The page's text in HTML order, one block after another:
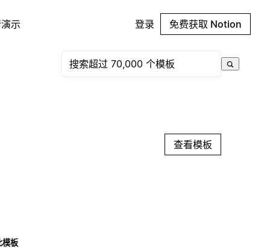
示 登录 免费获取 Notion
查看模板
模板